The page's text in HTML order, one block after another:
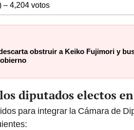
– 4,204 votos
obstruir a Keiko Fujimori y
diputados electos
para integrar la Cámara de